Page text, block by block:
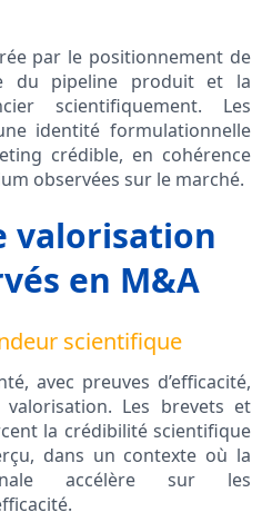
par le positionnement de
du pipeline produit et la
scientifiquement. Les
identité formulationnelle
crédible, en cohérence
observées sur le marché.
valorisation
en M&A
scientifique
avec preuves d’efficacité,
Les brevets et
la crédibilité scientifique
dans un contexte où la
accélère sur les